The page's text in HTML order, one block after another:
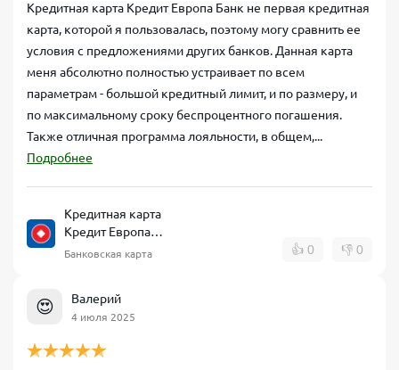
Кредитная карта Кредит Европа Банк не первая кредитная
карта, которой я пользовалась, поэтому могу сравнить ее
условия с предложениями других банков. Данная карта
меня абсолютно полностью устраивает по всем
параметрам - большой кредитный лимит, и по размеру, и
по максимальному сроку беспроцентного погашения.
Также отличная программа лояльности, в общем,...
Подробнее
Кредитная карта
Кредит Европа
Банк CARD CREDIT
Банковская карта 👍 0 👎 0
😍 Валерий
4 июля 2025